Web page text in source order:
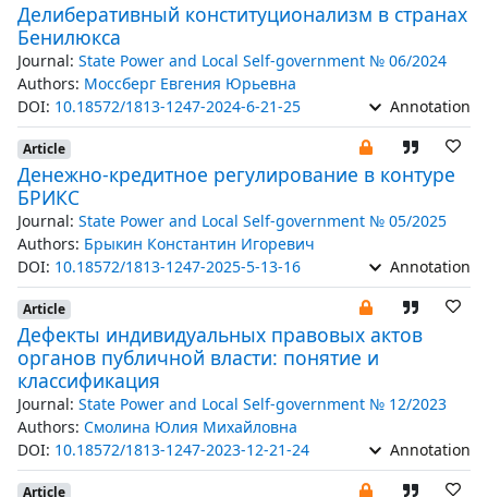
Делиберативный конституционализм в странах
Бенилюкса
Journal: State Power and Local Self-government № 06/2024
Authors: Моссберг Евгения Юрьевна
DOI: 10.18572/1813-1247-2024-6-21-25 Annotation
Article
Денежно-кредитное регулирование в контуре
БРИКС
Journal: State Power and Local Self-government № 05/2025
Authors: Брыкин Константин Игоревич
DOI: 10.18572/1813-1247-2025-5-13-16 Annotation
Article
Дефекты индивидуальных правовых актов
органов публичной власти: понятие и
классификация
Journal: State Power and Local Self-government № 12/2023
Authors: Смолина Юлия Михайловна
DOI: 10.18572/1813-1247-2023-12-21-24 Annotation
Article